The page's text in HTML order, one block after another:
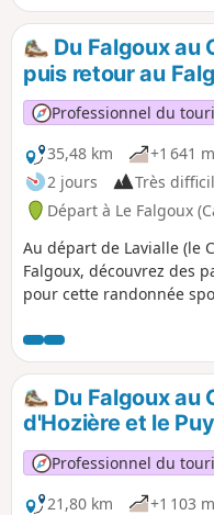
Du Falgoux au
puis retour au
Professionnel du
35,48 km
+1 641 m
2 jours
Très
Départ à Le Falgoux
Au départ de Lavialle (le
Falgoux, découvrez des
pour cette randonnée
altitudes, un dénivelé
une distance également
le trail si faite sur une
Du Falgoux au
d'Hozière et le
Professionnel du
21,80 km
+1 103 m